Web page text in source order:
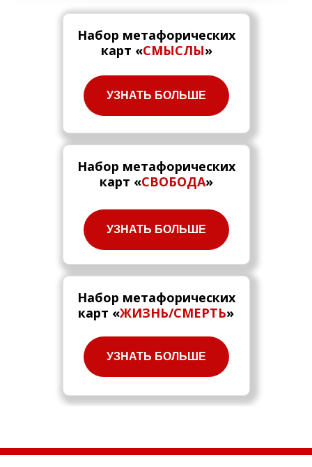
Набор метафорических
карт «СВОБОДА»
УЗНАТЬ БОЛЬШЕ
Набор метафорических
карт «ЖИЗНЬ/СМЕРТЬ»
УЗНАТЬ БОЛЬШЕ
Набор метафорических
карт «СМЫСЛЫ»
УЗНАТЬ БОЛЬШЕ